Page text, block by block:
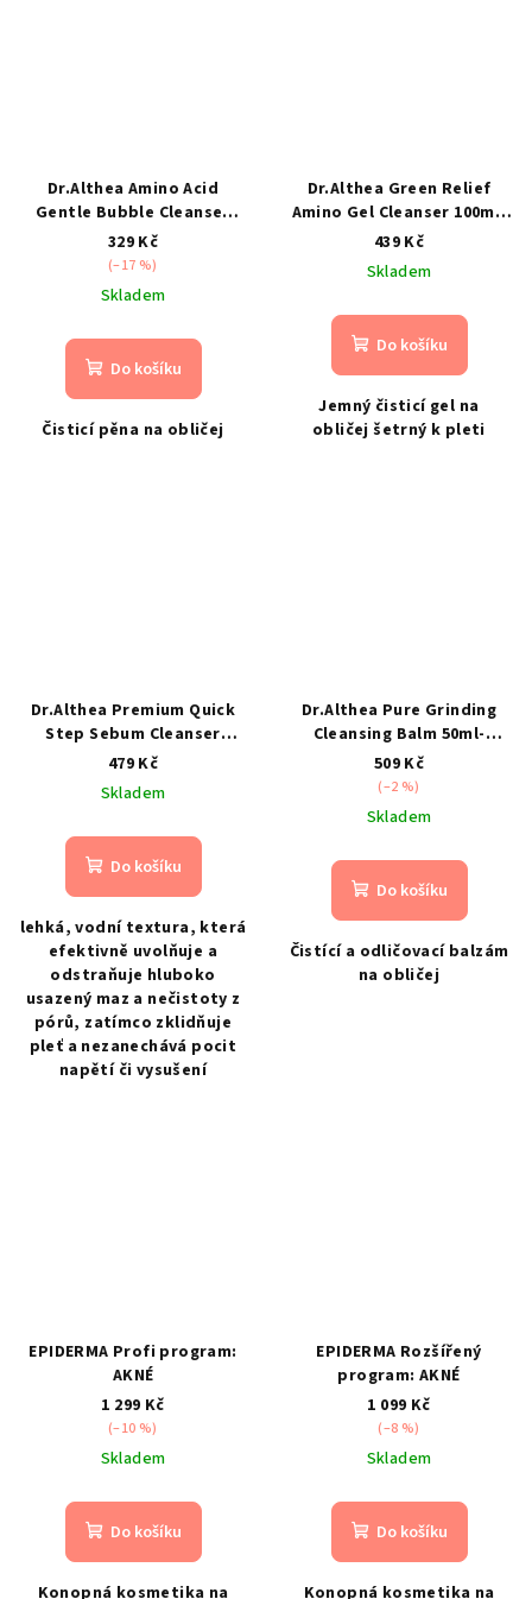
Dr.Althea Amino Acid
Gentle Bubble Cleanser
140ml- Jemná čistící pěna
329 Kč
(–17 %)
Skladem
Do košíku
Čisticí pěna na obličej
Dr.Althea Green Relief
Amino Gel Cleanser 100ml-
jemný čisticí gel na obličej
439 Kč
Skladem
Do košíku
Jemný čisticí gel na
obličej šetrný k pleti
Dr.Althea Premium Quick
Step Sebum Cleanser
100ml- jemný tekutý čistič
pórů a nadměrného mazu
479 Kč
Skladem
Do košíku
lehká, vodní textura, která
efektivně uvolňuje a
odstraňuje hluboko
usazený maz a nečistoty z
pórů, zatímco zklidňuje
pleť a nezanechává pocit
napětí či vysušení
Dr.Althea Pure Grinding
Cleansing Balm 50ml-
Odličovací balzám na
obličej
509 Kč
(–2 %)
Skladem
Do košíku
Čistící a odličovací balzám
na obličej
EPIDERMA Profi program:
AKNÉ
1 299 Kč
(–10 %)
Skladem
Do košíku
Konopná kosmetika na
EPIDERMA Rozšířený
program: AKNÉ
1 099 Kč
(–8 %)
Skladem
Do košíku
Konopná kosmetika na